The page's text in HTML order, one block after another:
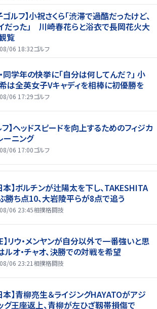
ゴルフ】小祝さくら「渋滞で過酷だったけど、
だった」 川崎春花らと浴衣で長岡花火大
覧
06 18:32ゴルフ
同学年の快挙に「自分は何してんだ？」 小
は全英女子Vキャディを相棒に初優勝を
06 17:29ゴルフ
フ】ヘッドスピードを向上するためのフィジカ
ーニング
06 17:00ゴルフ
本】ボルチンが辻陽太を下し、TAKESHITA
勝ち点10、大岩陵平らが8点で追う
06 23:45相撲格闘技
】リウ・メンヤンが自分以外で一番強いと思
ルオ・チャオ、決勝での対戦を希望
06 23:21 相撲格闘技
本】青柳亮生＆ライジングHAYATOがアジ
グ王座返上、青柳が左ひざ靱帯損傷で